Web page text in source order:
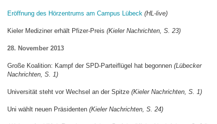
Eröffnung des Hörzentrums am Campus Lübeck (HL-live)
Kieler Mediziner erhält Pfizer-Preis (Kieler Nachrichten, S. 23)
28. November 2013
Große Koalition: Kampf der SPD-Parteiflügel hat begonnen (Lübecker
Nachrichten, S. 1)
Universität steht vor Wechsel an der Spitze (Kieler Nachrichten, S. 1)
Uni wählt neuen Präsidenten (Kieler Nachrichten, S. 24)